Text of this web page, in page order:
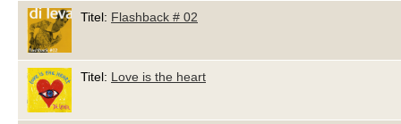
Titel: Flashback # 02
Titel: Love is the heart